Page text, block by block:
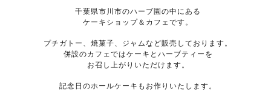
千葉県市川市のハーブ園の中にある
ケーキショップ＆カフェです。
プチガトー、焼菓子、ジャムなど販売しております。
併設のカフェではケーキとハーブティーを
お召し上がりいただけます。
記念日のホールケーキもお作りいたします。